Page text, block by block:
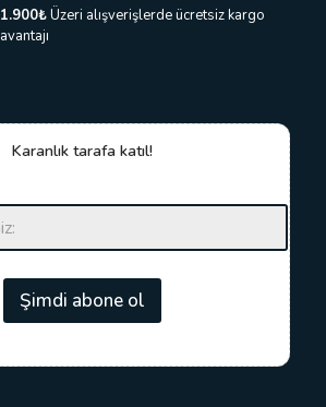
1.900₺Üzeri alışverişlerde ücretsiz kargo
avantajı
Karanlık tarafa katıl!
s
t
a
-
Şimdi abone ol